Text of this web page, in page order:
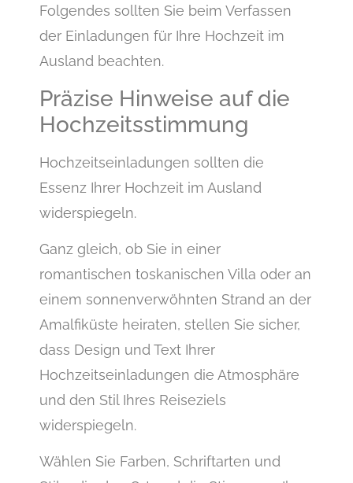
Folgendes sollten Sie beim Verfassen
der Einladungen für Ihre Hochzeit im
Ausland beachten.
Präzise Hinweise auf die
Hochzeitsstimmung
Hochzeitseinladungen sollten die
Essenz Ihrer Hochzeit im Ausland
widerspiegeln.
Ganz gleich, ob Sie in einer
romantischen toskanischen Villa oder an
einem sonnenverwöhnten Strand an der
Amalfiküste heiraten, stellen Sie sicher,
dass Design und Text Ihrer
Hochzeitseinladungen die Atmosphäre
und den Stil Ihres Reiseziels
widerspiegeln.
Wählen Sie Farben, Schriftarten und